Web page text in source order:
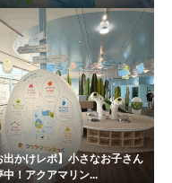
出かけレポ】小さなお子さん
中！アクアマリン...